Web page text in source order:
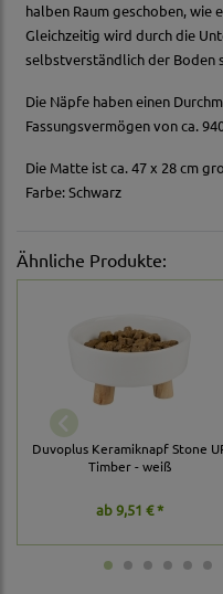
halben Raum geschoben, wie
Gleichzeitig wird durch die
selbstverständlich der Boden
Die Näpfe haben einen
Fassungsvermögen von ca.
Die Matte ist ca. 47 x 28 cm
Farbe: Schwarz
Ähnliche Produkte:
Duvoplus Keramiknapf Stone
Timber - weiß
ab9,51 € *